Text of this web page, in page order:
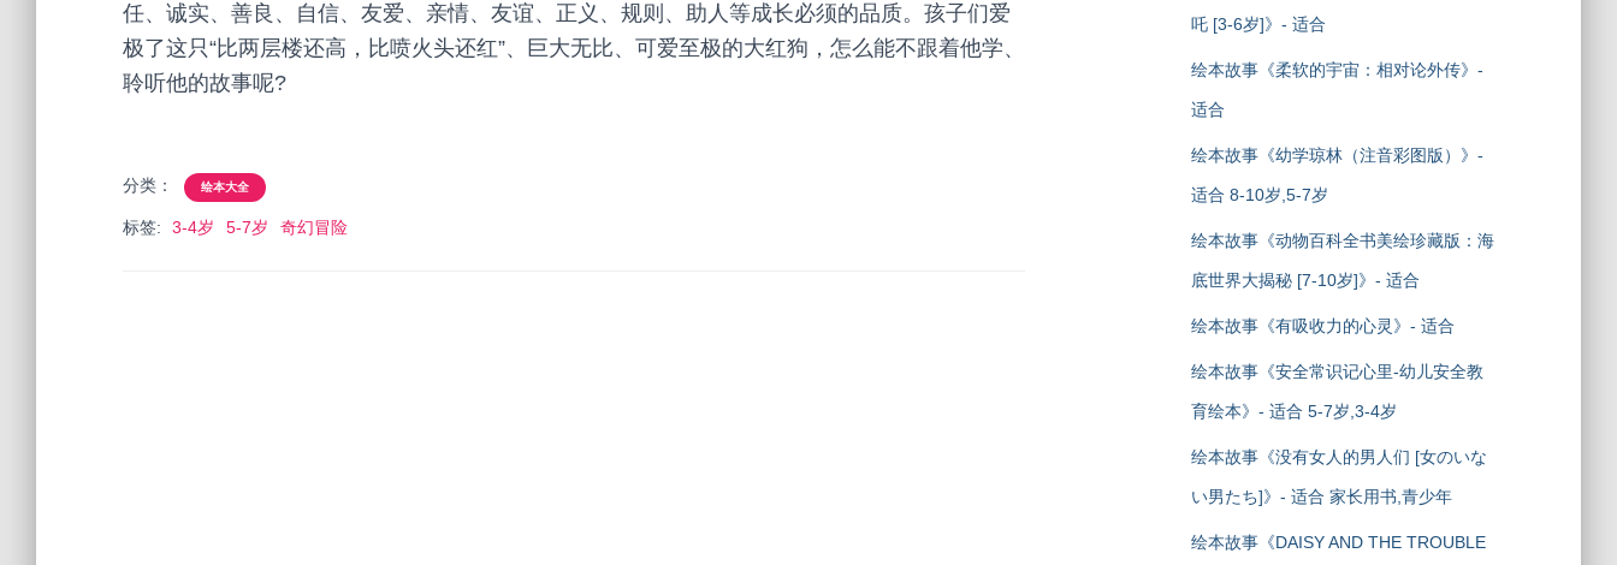
任、诚实、善良、自信、友爱、亲情、友谊、正义、规则、助人等成长必须的品质。孩子们爱
极了这只“比两层楼还高，比喷火头还红”、巨大无比、可爱至极的大红狗，怎么能不跟着他学、
聆听他的故事呢?
分类： 绘本大全
标签: 3-4岁 5-7岁 奇幻冒险
吒 [3-6岁]》- 适合
绘本故事《柔软的宇宙：相对论外传》-
适合
绘本故事《幼学琼林（注音彩图版）》-
适合 8-10岁,5-7岁
绘本故事《动物百科全书美绘珍藏版：海
底世界大揭秘 [7-10岁]》- 适合
绘本故事《有吸收力的心灵》- 适合
绘本故事《安全常识记心里-幼儿安全教
育绘本》- 适合 5-7岁,3-4岁
绘本故事《没有女人的男人们 [女のいな
い男たち]》- 适合 家长用书,青少年
绘本故事《DAISY AND THE TROUBLE